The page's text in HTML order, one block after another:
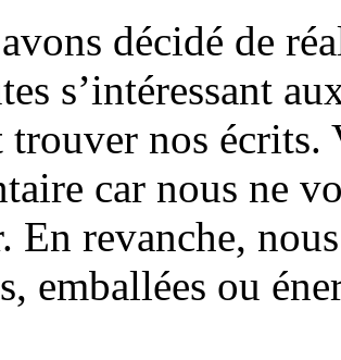
décidé de
s’intéressant
trouver nos écrits.
car nous ne
En revanche,
emballées ou